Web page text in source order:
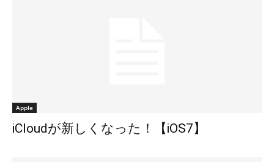
Apple
iCloudが新しくなった！【iOS7】